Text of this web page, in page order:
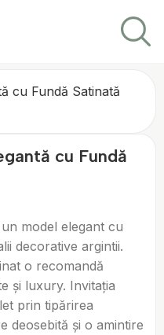
cu Fundă
model elegant cu
decorative argintii.
o recomandă
și luxury. Invitația
prin tipărirea
deosebită și o amintire